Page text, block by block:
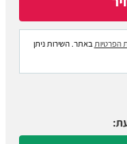
הפרטיותבאתר. השירות ניתן